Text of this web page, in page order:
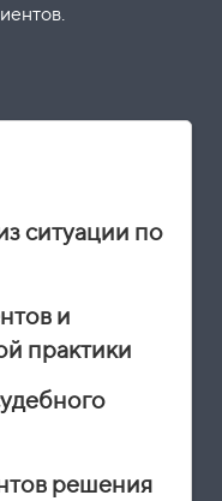
ситуации по
и
практики
решения